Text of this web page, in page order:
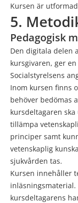
Kursen är
5.
Pedagogisk
Den digitala delen
kursgivaren, ger
Socialstyrelsens
Inom kursen finns
behöver bedömas
kursdeltagaren
tillämpa
principer samt
vetenskaplig
sjukvården tas.
Kursen innehåller
inläsningsmaterial.
kursdeltagarens